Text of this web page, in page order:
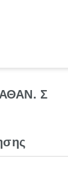
Σ